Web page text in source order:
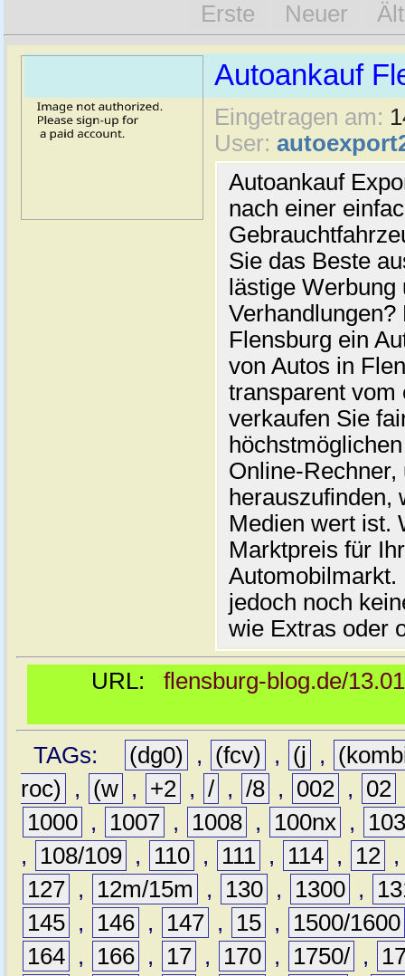
Erste Neuer
Autoankauf
Eingetragen am:
User:
Autoankauf
nach einer
Sie das Beste
lästige
Flensburg ein
von Autos in
transparent vom
verkaufen Sie
Online-
herauszufinden,
Medien wert ist.
Marktpreis für
jedoch noch
wie Extras oder
URL: flensburg-blog.de/
TAGs: (dg0) , (fcv) , (j ,
roc)
, (w , +2 , / , /8 , 002 , 02
1000 , 1007 , 1008 , 100nx ,
,
108/109 , 110 , 111 , 114 , 12
127 , 12m/15m , 130 , 1300 ,
145 , 146 , 147 , 15 ,
1500/1600
164 , 166 , 17 , 170 , 1750/ ,